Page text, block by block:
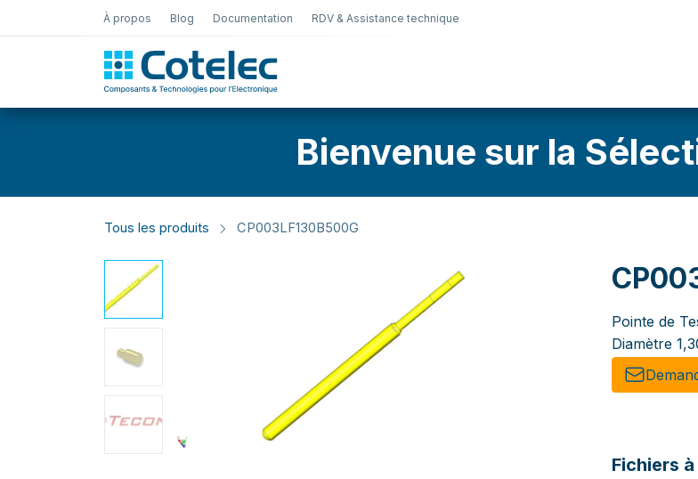
À propos Blog Documentation RDV & Assistance technique
Bienvenue sur la
Tous les produits CP003LF130B500G
Pointe de
Diamètre
Fichiers